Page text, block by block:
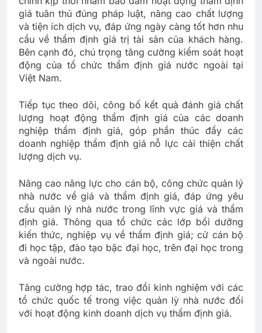
giá tuân thủ đúng pháp luật, nâng cao chất lượng
và tiện ích dịch vụ, đáp ứng ngày càng tốt hơn nhu
cầu về thẩm định giá trị tài sản của khách hàng.
Bên cạnh đó, chú trọng tăng cường kiểm soát hoạt
động của tổ chức thẩm định giá nước ngoài tại
Việt Nam.
Tiếp tục theo dõi, công bố kết quả đánh giá chất
lượng hoạt động thẩm định giá của các doanh
nghiệp thẩm định giá, góp phần thúc đẩy các
doanh nghiệp thẩm định giá nỗ lực cải thiện chất
lượng dịch vụ.
Nâng cao năng lực cho cán bộ, công chức quản lý
nhà nước về giá và thẩm định giá, đáp ứng yêu
cầu quản lý nhà nước trong lĩnh vực giá và thẩm
định giá. Thông qua tổ chức các lớp bồi dưỡng
kiến thức, nghiệp vụ về thẩm định giá; cử cán bộ
đi học tập, đào tạo bậc đại học, trên đại học trong
và ngoài nước.
Tăng cường hợp tác, trao đổi kinh nghiệm với các
tổ chức quốc tế trong việc quản lỳ nhà nước đối
với hoạt động kinh doanh dịch vụ thẩm định giá.